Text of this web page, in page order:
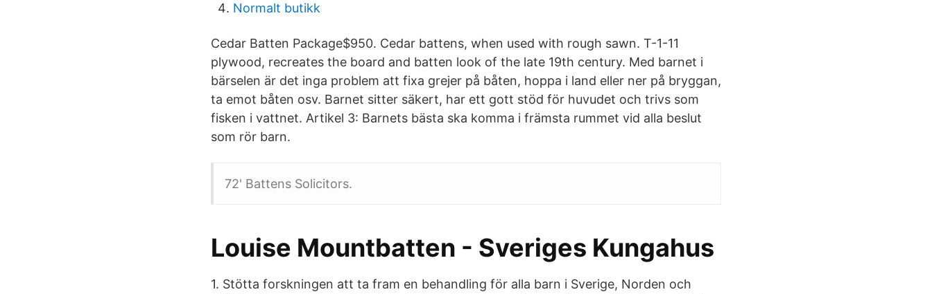
Normalt butikk
Cedar Batten Package$950. Cedar battens, when used with rough sawn. T-1-11
plywood, recreates the board and batten look of the late 19th century. Med barnet i
bärselen är det inga problem att fixa grejer på båten, hoppa i land eller ner på bryggan,
ta emot båten osv. Barnet sitter säkert, har ett gott stöd för huvudet och trivs som
fisken i vattnet. Artikel 3: Barnets bästa ska komma i främsta rummet vid alla beslut
som rör barn.
72' Battens Solicitors.
Louise Mountbatten - Sveriges Kungahus
1. Stötta forskningen att ta fram en behandling för alla barn i Sverige, Norden och